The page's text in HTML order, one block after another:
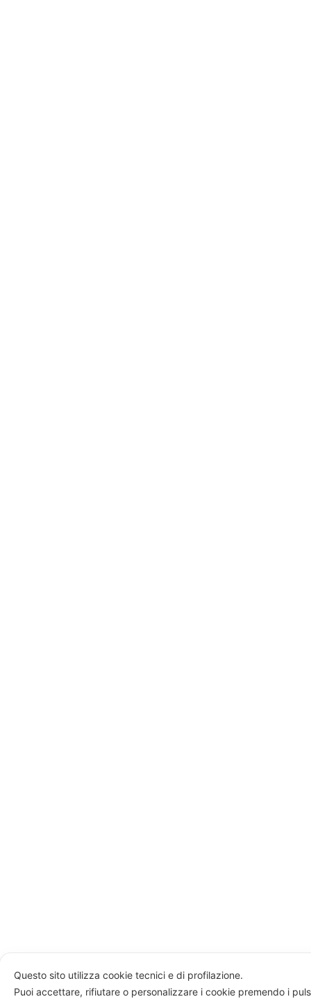
Questo sito utilizza cookie tecnici e di profilazione.
Puoi accettare, rifiutare o personalizzare i cookie premendo i